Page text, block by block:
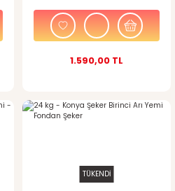
1.590,00 TL
TÜKENDİ